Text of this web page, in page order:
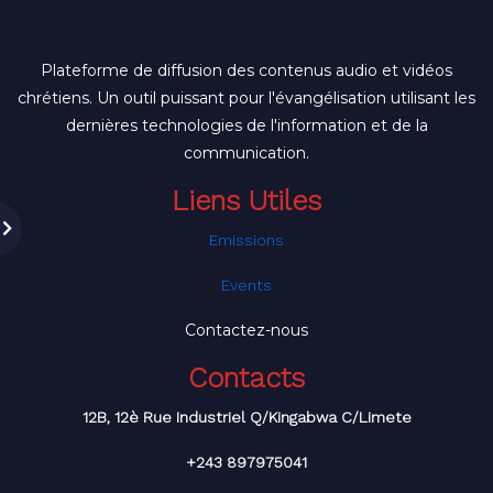
Plateforme de diffusion des contenus audio et vidéos
chrétiens. Un outil puissant pour l'évangélisation utilisant les
dernières technologies de l'information et de la
communication.
Liens Utiles
Emissions
Events
Contactez-nous
Contacts
12B, 12è Rue Industriel Q/Kingabwa C/Limete
+243 897975041